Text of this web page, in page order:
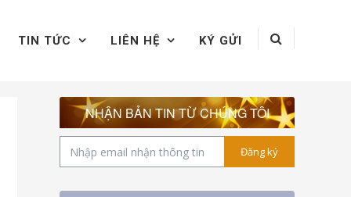
TIN TỨC LIÊN HỆ KÝ GỬI
NHẬN BẢN TIN TỪ CHÚNG TÔI
Đăng ký